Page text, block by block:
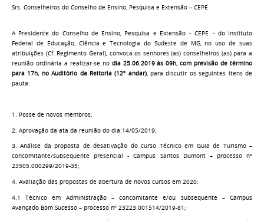
Srs. Conselheiros do Conselho de Ensino, Pesquisa e Extensão – CEPE
A Presidente do Conselho de Ensino, Pesquisa e Extensão – CEPE – do Instituto
Federal de Educação, Ciência e Tecnologia do Sudeste de MG, no uso de suas
atribuições (Cf. Regimento Geral), convoca os senhores (as) conselheiros (as) para a
reunião ordinária a realizar-se no dia 25.06.2019 às 09h, com previsão de término
para 17h, no Auditório da Reitoria (12º andar), para discutir os seguintes itens de
pauta:
1. Posse de novos membros;
2. Aprovação da ata da reunião do dia 14/05/2019;
3. Análise da proposta de desativação do curso Técnico em Guia de Turismo –
concomitante/subsequente presencial - Campus Santos Dumont – processo nº
23505.000299/2019-35;
4. Avaliação das propostas de abertura de novos cursos em 2020:
4.1 Técnico em Administração – concomitante e/ou subsequente – Campus
Avançado Bom Sucesso – processo nº 23223.001514/2019-81;